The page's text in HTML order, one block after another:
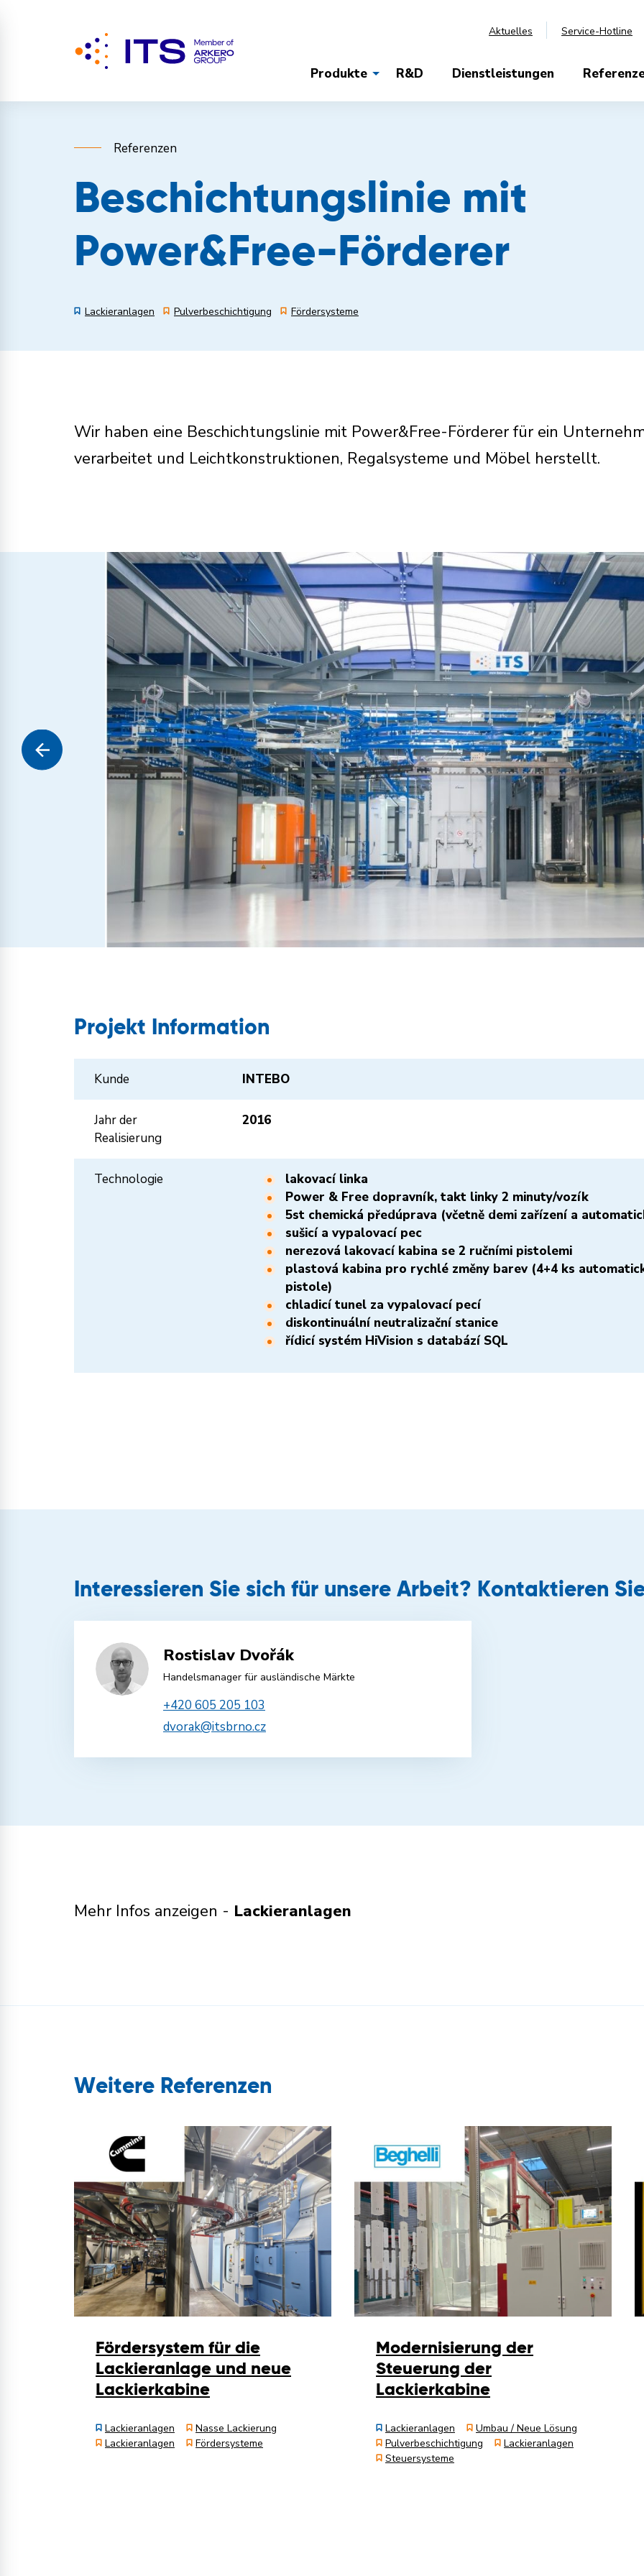
Aktuelles Service-Hotline
Produkte R&D Dienstleistungen
Referenzen
Beschichtungslinie mit
Power&Free-Förderer
Lackieranlagen Pulverbeschichtigung Fördersysteme
Wir haben eine Beschichtungslinie mit Power&Free-Förderer für ein
verarbeitet und Leichtkonstruktionen, Regalsysteme und Möbel herstellt.
Projekt Information
Kunde INTEBO
Jahr der
Realisierung
2016
Technologie
lakovací linka
Power & Free dopravník, takt linky 2 minuty/vozík
5st chemická předúprava (včetně demi zařízení a
sušicí a vypalovací pec
nerezová lakovací kabina se 2 ručními pistolemi
plastová kabina pro rychlé změny barev (4+4 ks
pistole)
chladicí tunel za vypalovací pecí
diskontinuální neutralizační stanice
řídicí systém HiVision s databází SQL
Interessieren Sie sich für unsere Arbeit? Kontaktieren
Rostislav Dvořák
Handelsmanager für ausländische Märkte
+420 605 205 103
dvorak@itsbrno.cz
Mehr Infos anzeigen - Lackieranlagen
Weitere Referenzen
Fördersystem für die
Lackieranlage und neue
Lackierkabine
Lackieranlagen
Nasse Lackierung
Lackieranlagen
Fördersysteme
Modernisierung der
Steuerung der
Lackierkabine
Lackieranlagen
Umbau / Neue Lösung
Pulverbeschichtigung
Lackieranlagen
Steuersysteme